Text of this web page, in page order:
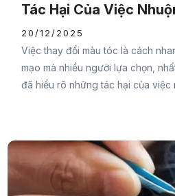
Tác Hại Của Việc
20/12/2025
Việc thay đổi màu tóc là cách
mạo mà nhiều người lựa chọn,
đã hiểu rõ những tác hại của việc